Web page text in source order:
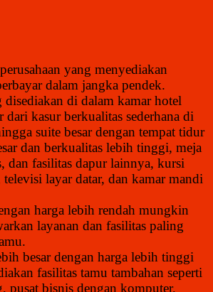
yang menyediakan
dalam jangka pendek.
disediakan di dalam kamar hotel
dari kasur berkualitas sederhana di
suite besar dengan tempat tidur
dan berkualitas lebih tinggi, meja
dan fasilitas dapur lainnya, kursi
layar datar, dan kamar mandi
harga lebih rendah mungkin
layanan dan fasilitas paling
besar dengan harga lebih tinggi
fasilitas tamu tambahan seperti
pusat bisnis dengan komputer,